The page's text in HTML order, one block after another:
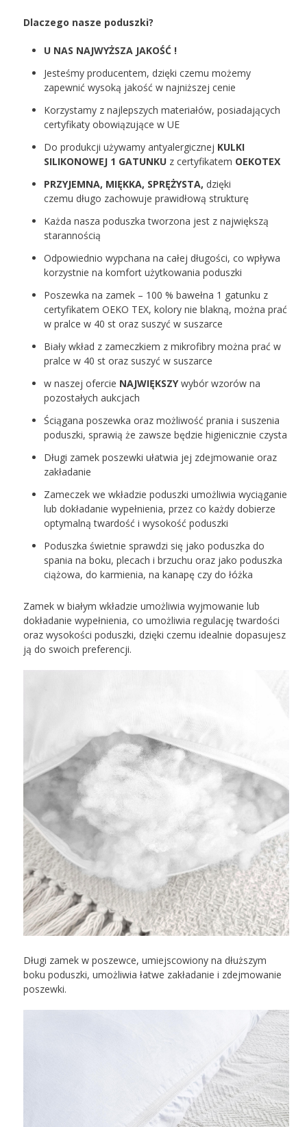
Dlaczego nasze poduszki?
U NAS NAJWYŻSZA JAKOŚĆ !
Jesteśmy producentem, dzięki czemu możemy
zapewnić wysoką jakość w najniższej cenie
Korzystamy z najlepszych materiałów, posiadających
certyfikaty obowiązujące w UE
Do produkcji używamy antyalergicznej KULKI
SILIKONOWEJ 1 GATUNKU z certyfikatem OEKOTEX
PRZYJEMNA, MIĘKKA, SPRĘŻYSTA, dzięki
czemu długo zachowuje prawidłową strukturę
Każda nasza poduszka tworzona jest z największą
starannością
Odpowiednio wypchana na całej długości, co wpływa
korzystnie na komfort użytkowania poduszki
Poszewka na zamek – 100 % bawełna 1 gatunku z
certyfikatem OEKO TEX, kolory nie blakną, można prać
w pralce w 40 st oraz suszyć w suszarce
Biały wkład z zameczkiem z mikrofibry można prać w
pralce w 40 st oraz suszyć w suszarce
w naszej ofercie NAJWIĘKSZYwybór wzorów na
pozostałych aukcjach
Ściągana poszewka oraz możliwość prania i suszenia
poduszki, sprawią że zawsze będzie higienicznie czysta
Długi zamek poszewki ułatwia jej zdejmowanie oraz
zakładanie
Zameczek we wkładzie poduszki umożliwia wyciąganie
lub dokładanie wypełnienia, przez co każdy dobierze
optymalną twardość i wysokość poduszki
Poduszka świetnie sprawdzi się jako poduszka do
spania na boku, plecach i brzuchu oraz jako poduszka
ciążowa, do karmienia, na kanapę czy do łóżka
Zamek w białym wkładzie umożliwia wyjmowanie lub
dokładanie wypełnienia, co umożliwia regulację twardości
oraz wysokości poduszki, dzięki czemu idealnie dopasujesz
ją do swoich preferencji.
Długi zamek w poszewce, umiejscowiony na dłuższym
boku poduszki, umożliwia łatwe zakładanie i zdejmowanie
poszewki.